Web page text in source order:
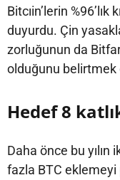
Bitcıin’lerin %96’lık
duyurdu. Çin
zorluğunun da
olduğunu belirtmek
Hedef 8
Daha önce bu yılın
fazla BTC eklemeyi